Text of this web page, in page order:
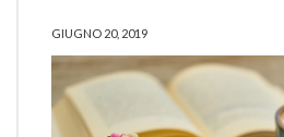
GIUGNO 20, 2019